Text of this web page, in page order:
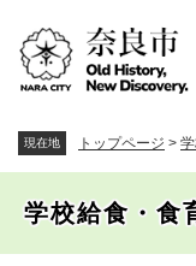
現在地 トップページ >
学校給食・食